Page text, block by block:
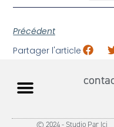
Précédent
Partager l'article
© 2024 - Studio Par Ici